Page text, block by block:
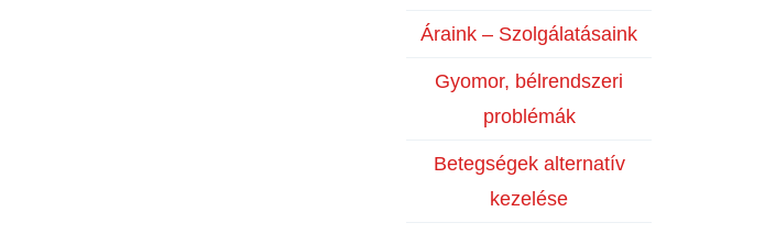
Áraink – Szolgálatásaink
Gyomor, bélrendszeri
problémák
Betegségek alternatív
kezelése